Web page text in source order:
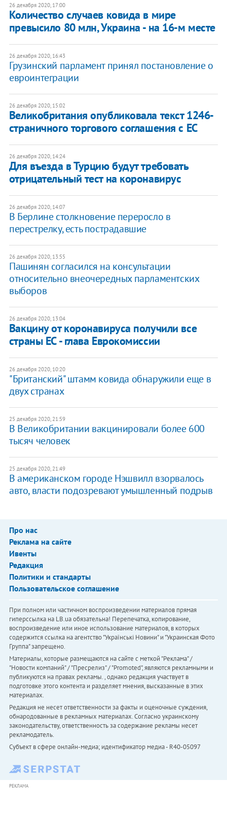
26 декабря 2020, 17:00
Количество случаев ковида в мире
превысило 80 млн, Украина - на 16-м месте
26 декабря 2020, 16:43
Грузинский парламент принял постановление о
евроинтеграции
26 декабря 2020, 15:02
Великобритания опубликовала текст 1246-
страничного торгового соглашения с ЕС
26 декабря 2020, 14:24
Для въезда в Турцию будут требовать
отрицательный тест на коронавирус
26 декабря 2020, 14:07
В Берлине столкновение переросло в
перестрелку, есть пострадавшие
26 декабря 2020, 13:55
Пашинян согласился на консультации
относительно внеочередных парламентских
выборов
26 декабря 2020, 13:04
Вакцину от коронавируса получили все
страны ЕС - глава Еврокомиссии
26 декабря 2020, 10:20
"Британский" штамм ковида обнаружили еще в
двух странах
25 декабря 2020, 21:59
В Великобритании вакцинировали более 600
тысяч человек
25 декабря 2020, 21:49
В американском городе Нэшвилл взорвалось
авто, власти подозревают умышленный подрыв
Про нас
Реклама на сайте
Ивенты
Редакция
Политики и стандарты
Пользовательское соглашение
При полном или частичном воспроизведении материалов прямая
гиперссылка на LB.ua обязательна! Перепечатка, копирование,
воспроизведение или иное использование материалов, в которых
содержится ссылка на агентство "Українськi Новини" и "Украинская Фото
Группа" запрещено.
Материалы, которые размещаются на сайте с меткой "Реклама" /
"Новости компаний" / "Пресрелиз" / "Promoted", являются рекламными и
публикуются на правах рекламы. , однако редакция участвует в
подготовке этого контента и разделяет мнения, высказанные в этих
материалах.
Редакция не несет ответственности за факты и оценочные суждения,
обнародованные в рекламных материалах. Согласно украинскому
законодательству, ответственность за содержание рекламы несет
рекламодатель.
Субъект в сфере онлайн-медиа; идентификатор медиа - R40-05097
РЕКЛАМА